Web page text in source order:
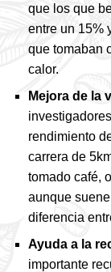
que los que
entre un 15%
que tomaban
calor.
Mejora de la
rendimiento
carrera de
tomado café,
aunque
diferencia
Ayuda a la
importante